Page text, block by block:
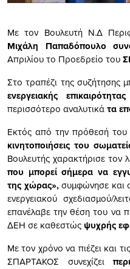
Με τον Βουλευτή Ν.Δ
Μιχάλη Παπαδόπουλο
Απριλίου το Προεδρείο του
Στο τραπέζι της συζήτησης
ενεργειακής επικαιρότητας
περισσότερο αναλυτικάτα
Εκτός από την πρόθεσή του
κινητοποιήσεις του
Βουλευτής χαρακτήρισε τον
που μπορεί σήμερα να
της χώρας»,συμφώνησε και
ενεργειακού σχεδιασμού/
επανέλαβε την θέση του να
ΔΕΗ σε καθεστώς ψυχρής
Με τον χρόνο να πιέζει και
ΣΠΑΡΤΑΚΟΣ συνεχίζει